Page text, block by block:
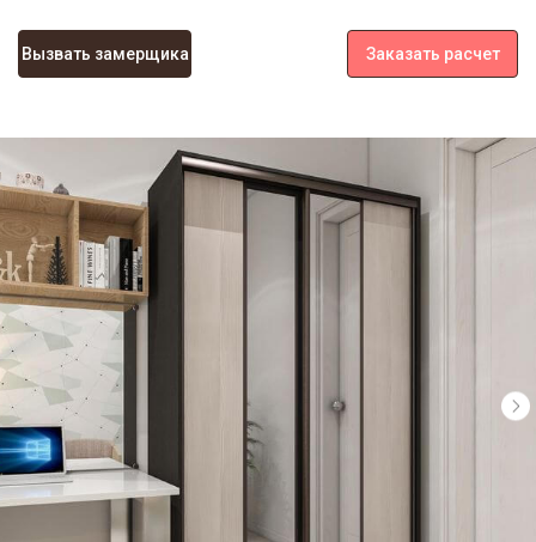
Заказать расчет
Вызвать замерщика